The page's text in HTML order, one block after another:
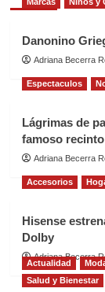
Danonino
Adriana Becerra
Espectaculos
Lágrimas de
famoso
Adriana Becerra
Accesorios
Hisense
Dolby
Adriana Becerra
Actualidad
Salud y Bienestar